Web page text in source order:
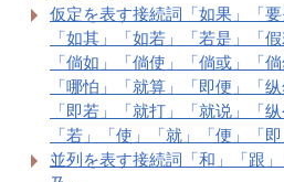
仮定を表す接続詞「如果」「要
「如其」「如若」「若是」「
「倘如」「倘使」「倘或」「
「哪怕」「就算」「即便」「
「即若」「就打」「就说」「
「若」「使」「就」「便」「即
並列を表す接続詞「和」「跟